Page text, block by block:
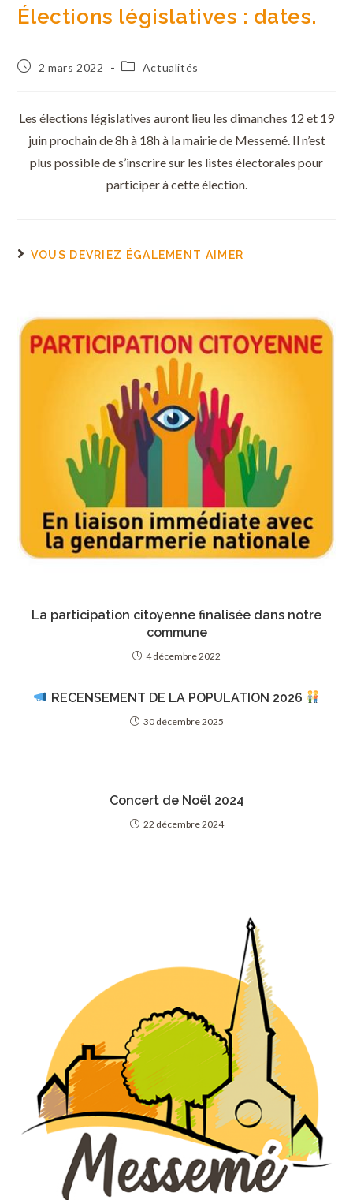
Élections législatives : dates.
2 mars 2022 Actualités
Les élections législatives auront lieu les dimanches 12 et 19
juin prochain de 8h à 18h à la mairie de Messemé. Il n’est
plus possible de s’inscrire sur les listes électorales pour
participer à cette élection.
VOUS DEVRIEZ ÉGALEMENT AIMER
La participation citoyenne finalisée dans notre
commune
4 décembre 2022
RECENSEMENT DE LA POPULATION 2026
30 décembre 2025
Concert de Noël 2024
22 décembre 2024